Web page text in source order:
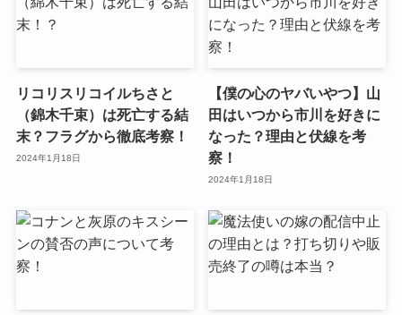
リコリスリコイルちさと
（錦木千束）は死亡する結
末？フラグから徹底考察！
2024年1月18日
【僕の心のヤバいやつ】山
田はいつから市川を好きに
なった？理由と伏線を考
察！
2024年1月18日